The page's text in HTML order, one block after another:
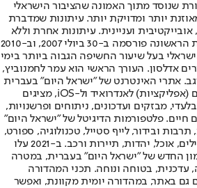
שנוסד מתוך האמונה שהציבור הישראלי
יותר ומדויקת יותר. עיתונות שמדברת
ועניינית. עיתונות אחרת וללא
תשלום. המהדורה המודפסת הראשונה פורסמה ב-30 ביולי 2007, וב-2010
בעל שיעור החשיפה הגבוה ביותר בימי
אדלסון. העורך הראשי הוא עמר לחמנוביץ,
אתרי האינטרנט של "ישראל היום" בעברית
ובאנגלית, כמו כן היישומונים (אפליקציות) לאנדרואיד ול-iOS, מציגים
מבזקים ועדכונים, ניתוחים ופרשנויות,
חיים. פלטפורמות הדיגיטל של "ישראל היום"
ובידור, לייף סטייל, טכנולוגיה, ספורט,
כלכלה וצרכנות, בריאות, חיילים, אוכל, יהדות, תיירות ורכב. ב-2021 עלו
החדש של "ישראל היום" בעברית, במטרה
עדכנית, בטוחה ונוחה. תכני המהדורה
גם באתר, במהדורה יומית מקוונת, ואפשר